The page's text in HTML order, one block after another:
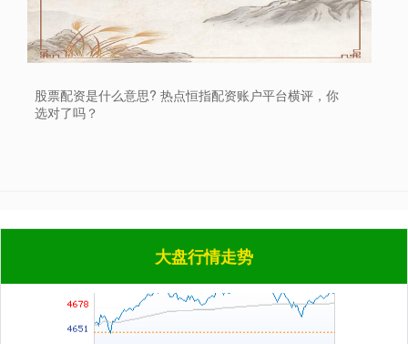
股票配资是什么意思? 热点恒指配资账户平台横评，你
选对了吗？
大盘行情走势
+200.89 +1.42%